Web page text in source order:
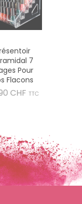
7
Pour
Flacons
CHF Prix
TTC